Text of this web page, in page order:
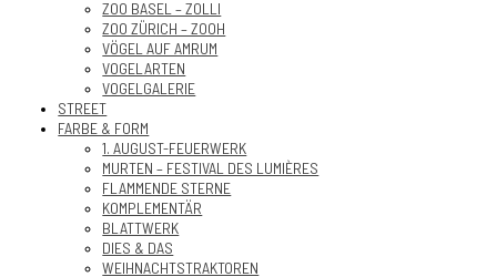
ZOO BASEL – ZOLLI
ZOO ZÜRICH – ZOOH
VÖGEL AUF AMRUM
VOGELARTEN
VOGELGALERIE
STREET
FARBE & FORM
1. AUGUST-FEUERWERK
MURTEN – FESTIVAL DES LUMIÈRES
FLAMMENDE STERNE
KOMPLEMENTÄR
BLATTWERK
DIES & DAS
WEIHNACHTSTRAKTOREN